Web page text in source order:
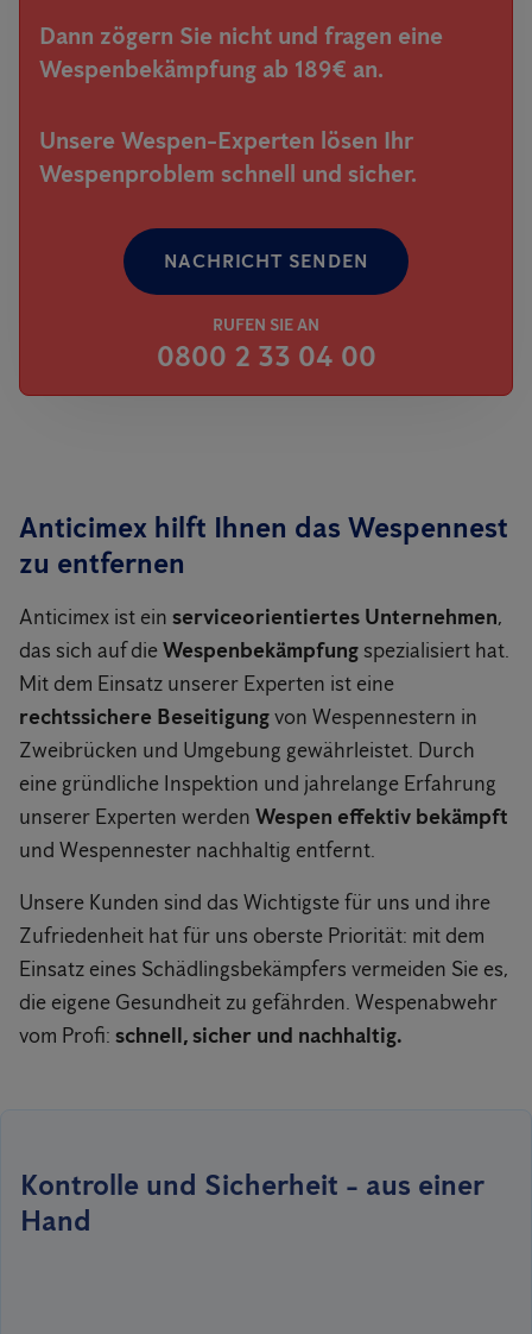
Dann zögern Sie nicht und fragen eine
Wespenbekämpfung ab 189€ an.
Unsere Wespen-Experten lösen Ihr
Wespenproblem schnell und sicher.
NACHRICHT SENDEN
RUFEN SIE AN
0800 2 33 04 00
Anticimex hilft Ihnen das Wespennest
zu entfernen
Anticimex ist ein serviceorientiertes Unternehmen,
das sich auf dieWespenbekämpfung spezialisiert hat.
Mit dem Einsatz unserer Experten ist eine
rechtssichere Beseitigungvon Wespennestern in
Zweibrücken und Umgebung gewährleistet. Durch
eine gründliche Inspektion und jahrelange Erfahrung
unserer Experten werden Wespen effektiv bekämpft
und Wespennester nachhaltig entfernt.
Unsere Kunden sind das Wichtigste für uns und ihre
Zufriedenheit hat für uns oberste Priorität: mit dem
Einsatz eines Schädlingsbekämpfers vermeiden Sie es,
die eigene Gesundheit zu gefährden. Wespenabwehr
vom Profi: schnell, sicher und nachhaltig.
Kontrolle und Sicherheit - aus einer
Hand